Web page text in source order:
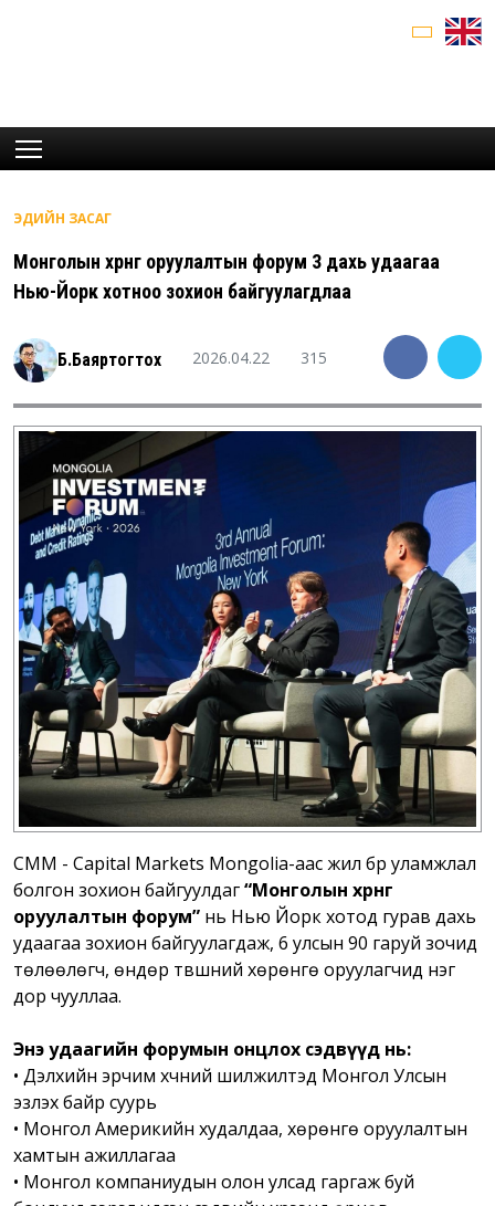
ЭДИЙН ЗАСАГ
Монголын хөрөнгө оруулалтын форум 3 дахь удаагаа
Нью-Йорк хотноо зохион байгуулагдлаа
Б.Баяртогтох 2026.04.22 315
CMM - Capital Markets Mongolia-аас жил бүр уламжлал
болгон зохион байгуулдаг“Монголын хөрөнгө
оруулалтын форум” нь Нью Йорк хотод гурав дахь
удаагаа зохион байгуулагдаж, 6 улсын 90 гаруй зочид
төлөөлөгч, өндөр түвшний хөрөнгө оруулагчид нэг
дор чууллаа.
Энэ удаагийн форумын онцлох сэдвүүд нь:
• Дэлхийн эрчим хүчний шилжилтэд Монгол Улсын
эзлэх байр суурь
• Монгол Америкийн худалдаа, хөрөнгө оруулалтын
хамтын ажиллагаа
• Монгол компаниудын олон улсад гаргаж буй